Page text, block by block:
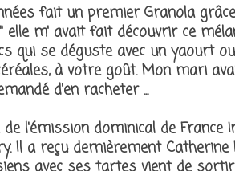
fait un premier Granola
elle m' avait fait découvrir ce
qui se déguste avec un yaourt
à votre goût. Mon mari
d'en racheter ...
l'émission dominical de France
Il a reçu dernièrement